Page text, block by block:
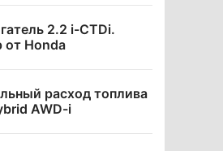
2.2 i-CTDi.
Honda
расход топлива
AWD-i